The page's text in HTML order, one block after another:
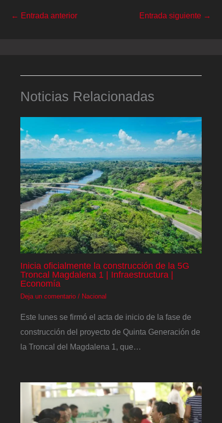
← Entrada anterior Entrada siguiente →
Noticias Relacionadas
Inicia oficialmente la construcción de la 5G
Troncal Magdalena 1 | Infraestructura |
Economía
Deja un comentario / Nacional
Este lunes se firmó el acta de inicio de la fase de
construcción del proyecto de Quinta Generación de
la Troncal del Magdalena 1, que…